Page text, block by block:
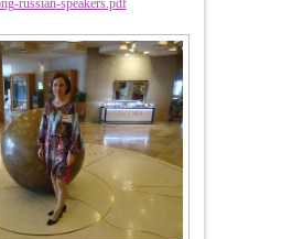
russian-speakers.pdf